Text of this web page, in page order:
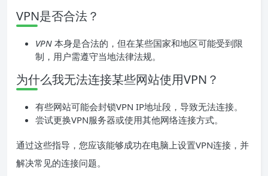
VPN是否合法？
VPN 本身是合法的，但在某些国家和地区可能受到限
制，用户需遵守当地法律法规。
为什么我无法连接某些网站使用VPN？
有些网站可能会封锁VPN IP地址段，导致无法连接。
尝试更换VPN服务器或使用其他网络连接方式。
通过这些指导，您应该能够成功在电脑上设置VPN连接，并
解决常见的连接问题。